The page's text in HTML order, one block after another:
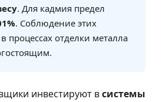
. Для кадмия предел
. Соблюдение этих
процессах отделки металла
инвестируют всистемы